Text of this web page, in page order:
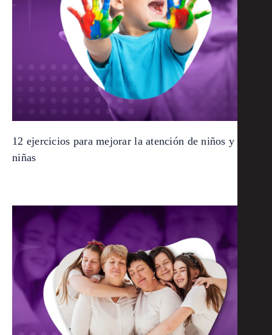
12 ejercicios para mejorar la atención de niños y
niñas